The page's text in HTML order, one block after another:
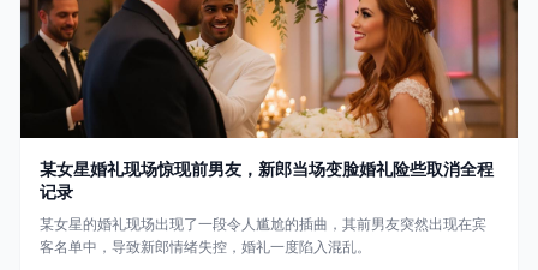
某女星婚礼现场惊现前男友，新郎当场变脸婚礼险些取消全程
记录
某女星的婚礼现场出现了一段令人尴尬的插曲，其前男友突然出现在宾
客名单中，导致新郎情绪失控，婚礼一度陷入混乱。